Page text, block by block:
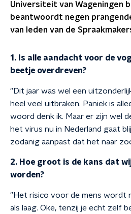
Universiteit van Wageningen
beantwoordt negen
van leden van de
1. Is alle aandacht voor de
beetje overdreven?
"Dit jaar was wel een
heel veel uitbraken. Paniek is
woord denk ik. Maar er zijn wel
het virus nu in Nederland gaat
zodanig aanpast dat het naar
2. Hoe groot is de kans dat
worden?
"Het risico voor de mens wordt
als laag. Oke, tenzij je echt zelf